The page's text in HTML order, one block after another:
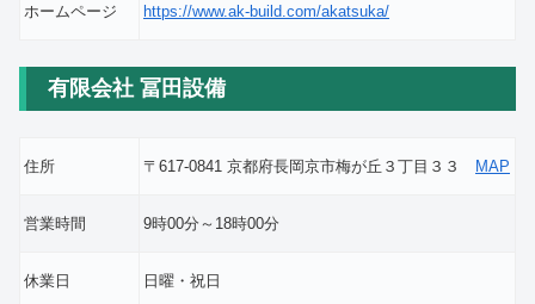
ホームページ https://www.ak-build.com/akatsuka/
有限会社 冨田設備
住所 〒617-0841 京都府長岡京市梅が丘３丁目３３ MAP
営業時間 9時00分～18時00分
休業日 日曜・祝日